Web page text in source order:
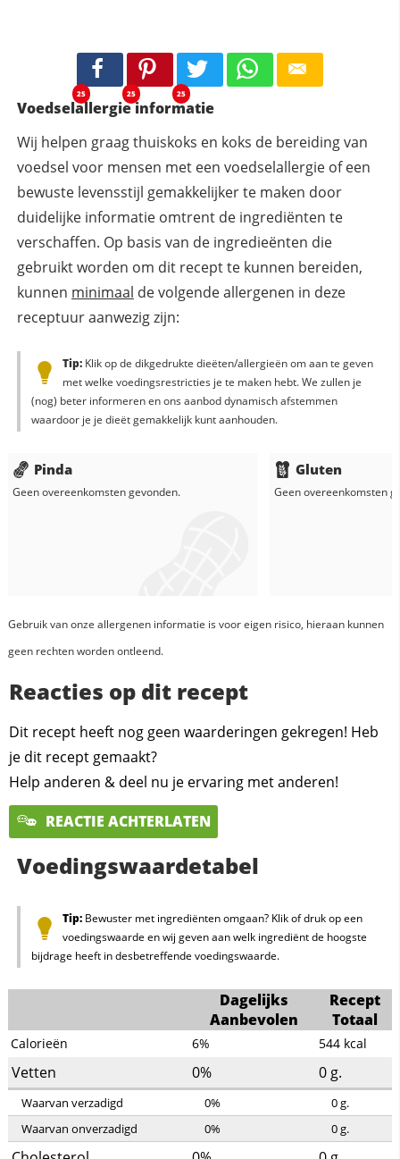
25 25 25
Voedselallergie informatie
Wij helpen graag thuiskoks en koks de bereiding van
voedsel voor mensen met een voedselallergie of een
bewuste levensstijl gemakkelijker te maken door
duidelijke informatie omtrent de ingrediënten te
verschaffen. Op basis van de ingredieënten die
gebruikt worden om dit recept te kunnen bereiden,
kunnen minimaal de volgende allergenen in deze
receptuur aanwezig zijn:
Tip:Klik op de dikgedrukte dieëten/allergieën om aan te geven
met welke voedingsrestricties je te maken hebt. We zullen je
(nog) beter informeren en ons aanbod dynamisch afstemmen
waardoor je je dieët gemakkelijk kunt aanhouden.
Pinda
Geen overeenkomsten gevonden.
Gluten
Geen overeenkomsten
Gebruik van onze allergenen informatie is voor eigen risico, hieraan kunnen
geen rechten worden ontleend.
Reacties op dit recept
Dit recept heeft nog geen waarderingen gekregen! Heb
je dit recept gemaakt?
Help anderen & deel nu je ervaring met anderen!
REACTIE ACHTERLATEN
Voedingswaardetabel
Tip:Bewuster met ingrediënten omgaan? Klik of druk op een
voedingswaarde en wij geven aan welk ingrediënt de hoogste
bijdrage heeft in desbetreffende voedingswaarde.
Dagelijks
Aanbevolen
Recept
Totaal
Calorieën 6% 544 kcal
Vetten 0% 0g.
Waarvan verzadigd 0% 0g.
Waarvan onverzadigd
0% 0g.